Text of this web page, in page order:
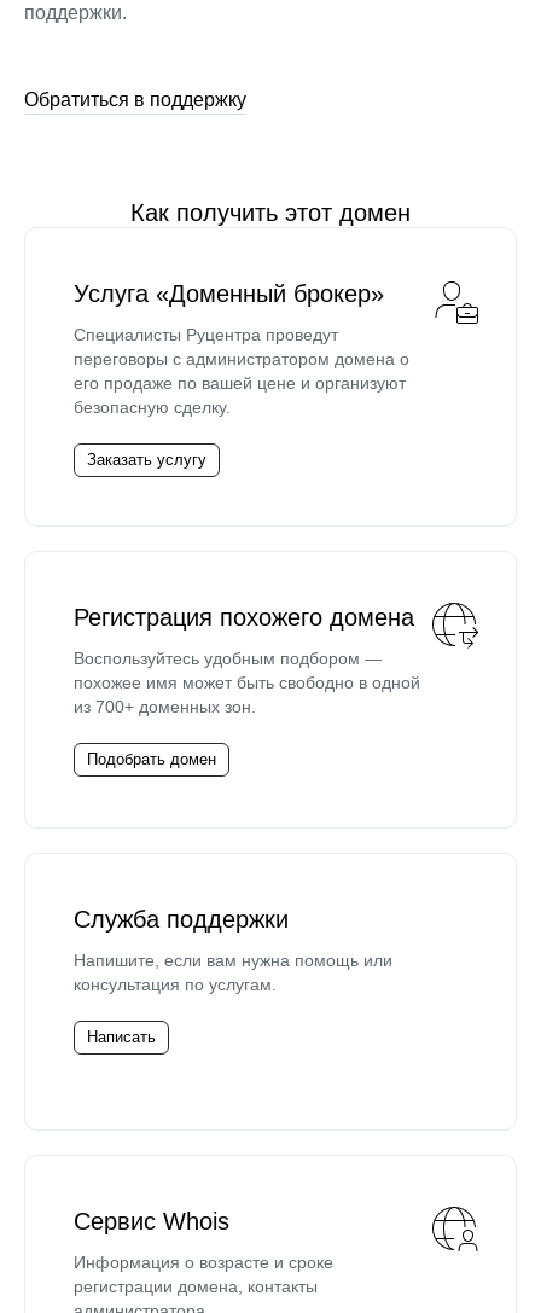
поддержки.
Обратиться в поддержку
Как получить этот домен
Услуга «Доменный брокер»
Специалисты Руцентра проведут
переговоры с администратором домена о
его продаже по вашей цене и организуют
безопасную сделку.
Заказать услугу
Регистрация похожего домена
Воспользуйтесь удобным подбором —
похожее имя может быть свободно в одной
из 700+ доменных зон.
Подобрать домен
Служба поддержки
Напишите, если вам нужна помощь или
консультация по услугам.
Написать
Сервис Whois
Информация о возрасте и сроке
регистрации домена, контакты